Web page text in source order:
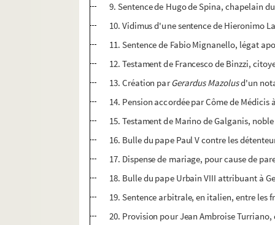
9. Sentence de Hugo de Spina, chapelain
10. Vidimus d'une sentence de Hieronimo
11. Sentence de Fabio Mignanello, légat
12. Testament de Francesco de Binzzi,
13. Création parGerardus Mazolusd'un
14. Pension accordée par Côme de
15. Testament de Marino de Galganis,
16. Bulle du pape Paul V contre les
17. Dispense de mariage, pour cause de
18. Bulle du pape Urbain VIII attribuant à
19. Sentence arbitrale, en italien, entre
20. Provision pour Jean Ambroise